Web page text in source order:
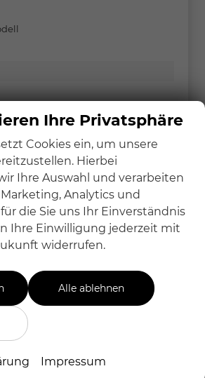
Ihre Privatsphäre
Cookies ein, um unsere
Hierbei
Ihre Auswahl und verarbeiten
Analytics und
die Sie uns Ihr Einverständnis
Ihre Einwilligung jederzeit mit
widerrufen.
Alle ablehnen
Impressum